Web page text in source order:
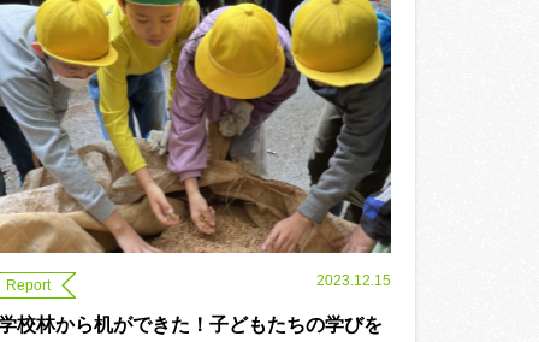
Report 2023.12.15
校林から机ができた！子どもたちの学びを